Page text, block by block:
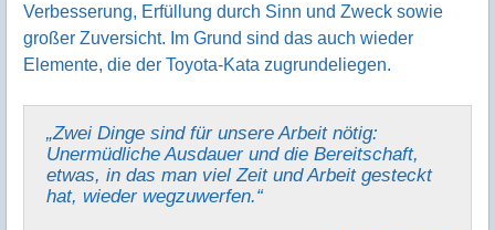
Verbesserung, Erfüllung durch Sinn und Zweck sowie
großer Zuversicht. Im Grund sind das auch wieder
Elemente, die der Toyota-Kata zugrundeliegen.
„Zwei Dinge sind für unsere Arbeit nötig:
Unermüdliche Ausdauer und die Bereitschaft,
etwas, in das man viel Zeit und Arbeit gesteckt
hat, wieder wegzuwerfen.“